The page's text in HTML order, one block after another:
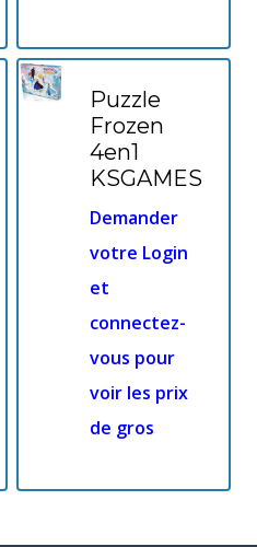
Puzzle
Frozen
4en1
KSGAMES
Demander
votre Login
et
connectez-
vous pour
voir les prix
de gros